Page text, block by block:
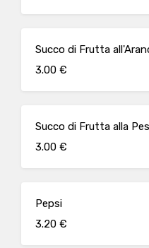
Succo di Frutta
3.00 €
Succo di Frutta alla
3.00 €
Pepsi
3.20 €